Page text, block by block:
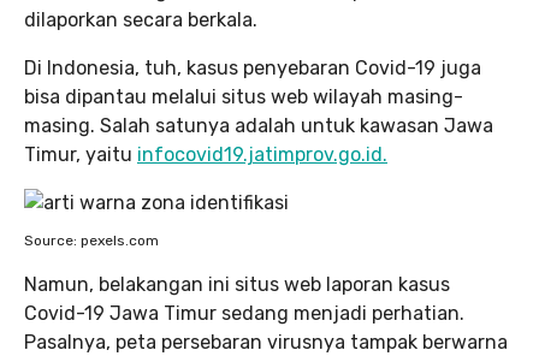
dilaporkan secara berkala.
Di Indonesia, tuh, kasus penyebaran Covid-19 juga
bisa dipantau melalui situs web wilayah masing-
masing. Salah satunya adalah untuk kawasan Jawa
Timur, yaitu infocovid19.jatimprov.go.id.
Source: pexels.com
Namun, belakangan ini situs web laporan kasus
Covid-19 Jawa Timur sedang menjadi perhatian.
Pasalnya, peta persebaran virusnya tampak berwarna